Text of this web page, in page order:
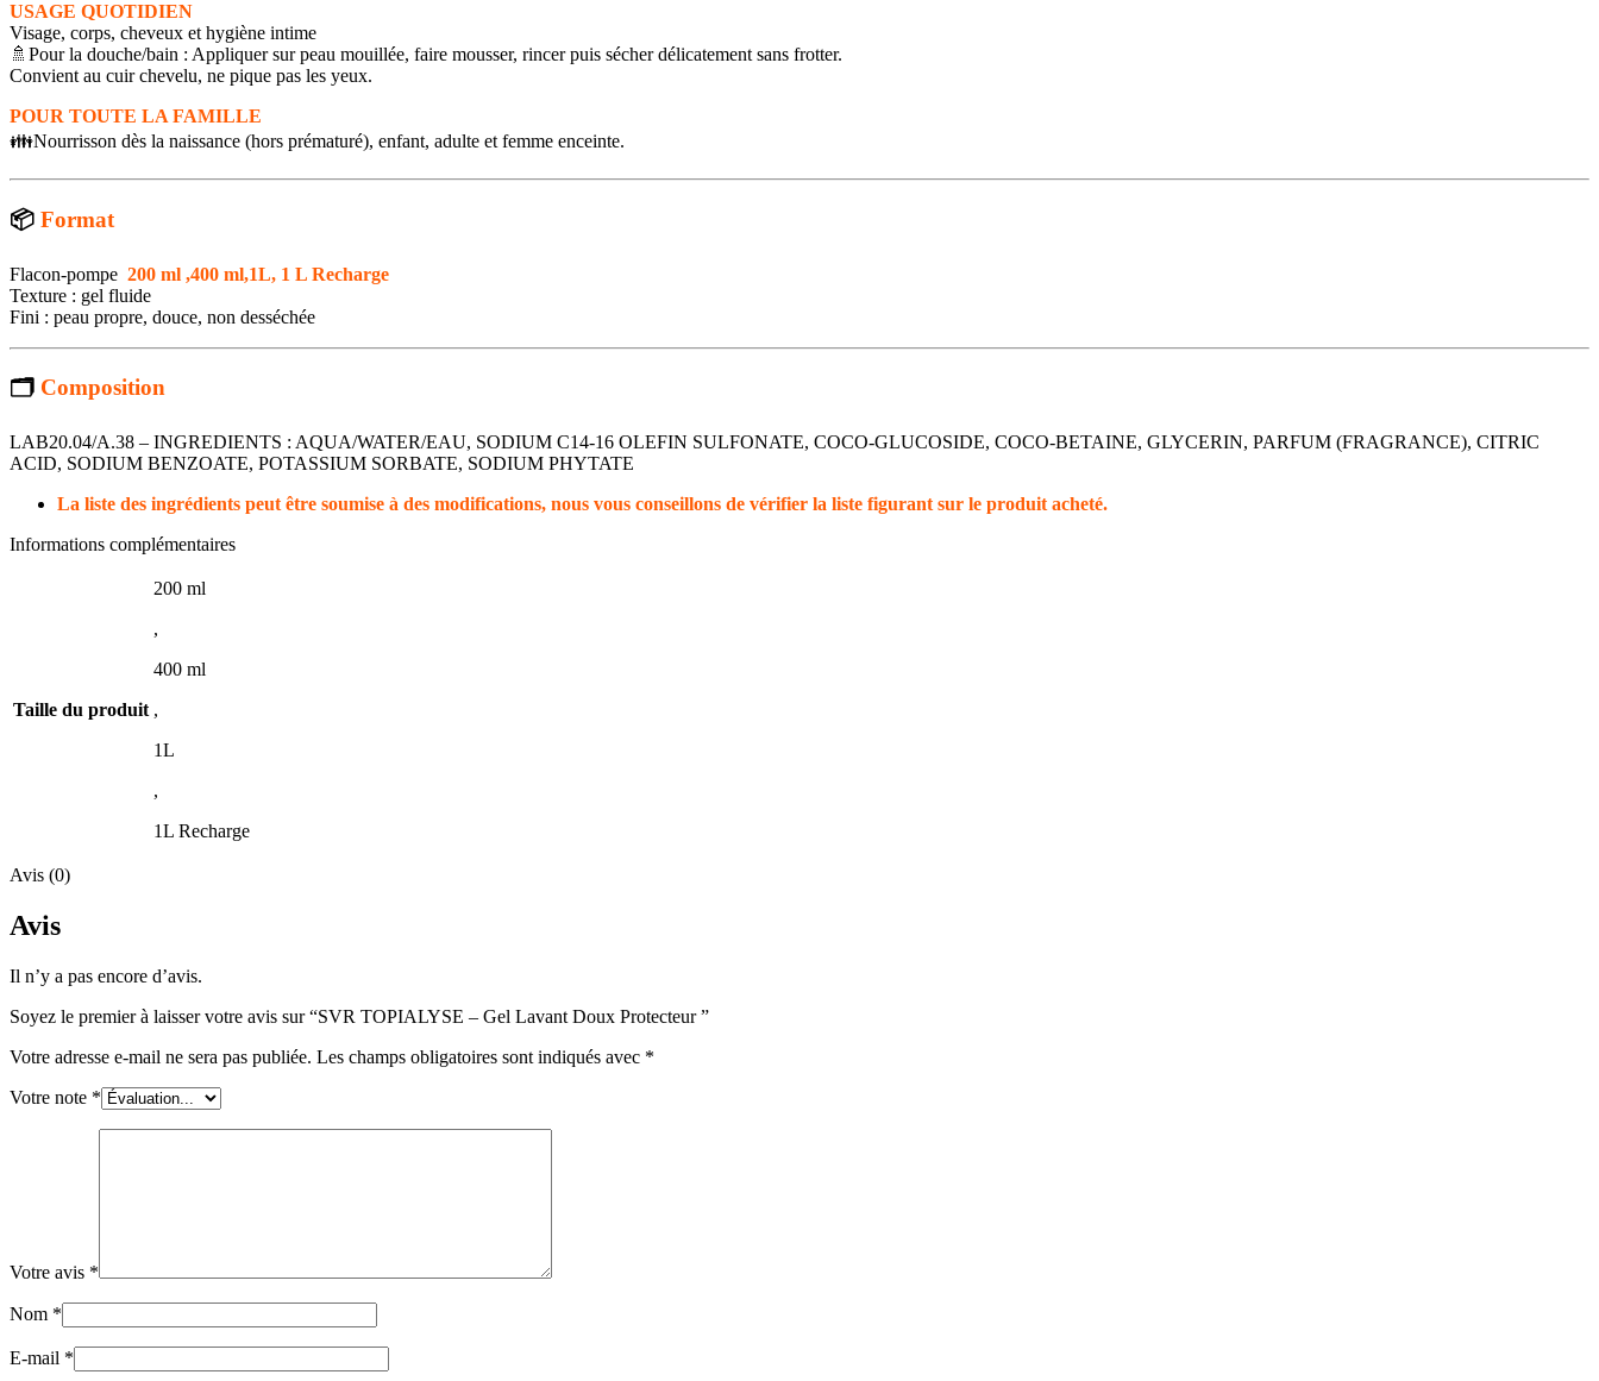
USAGE QUOTIDIEN
Visage, corps, cheveux et hygiène intime
🚿Pour la douche/bain : Appliquer sur peau mouillée, faire mousser, rincer puis sécher délicatement sans frotter.
Convient au cuir chevelu, ne pique pas les yeux.
POUR TOUTE LA FAMILLE
👪Nourrisson dès la naissance (hors prématuré), enfant, adulte et femme enceinte.
📦 Format
Flacon-pompe 200 ml ,400 ml,1L, 1 L Recharge
Texture : gel fluide
Fini : peau propre, douce, non desséchée
🗂 Composition
LAB20.04/A.38 – INGREDIENTS : AQUA/WATER/EAU, SODIUM C14-16 OLEFIN SULFONATE, COCO-GLUCOSIDE, COCO-BETAINE, GLYCERIN, PARFUM (FRAGRANCE), CITRIC
ACID, SODIUM BENZOATE, POTASSIUM SORBATE, SODIUM PHYTATE
La liste des ingrédients peut être soumise à des modifications, nous vous conseillons de vérifier la liste figurant sur le produit acheté.
Informations complémentaires
Taille du produit
200 ml
,
400 ml
,
1L
,
1L Recharge
Avis (0)
Avis
Il n’y a pas encore d’avis.
Soyez le premier à laisser votre avis sur “SVR TOPIALYSE – Gel Lavant Doux Protecteur ”
Votre adresse e-mail ne sera pas publiée. Les champs obligatoires sont indiqués avec *
Votre note *
Votre avis *
Nom *
E-mail *